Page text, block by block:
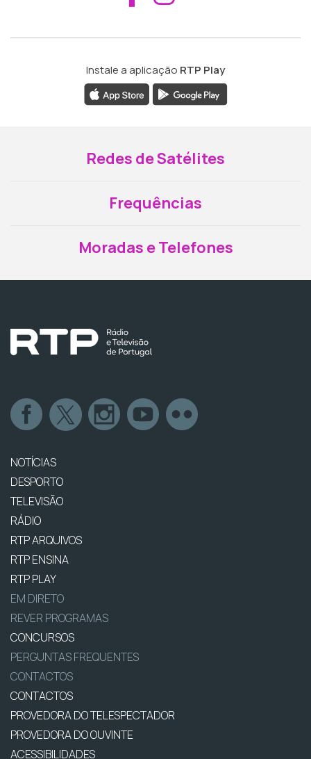
Instale a aplicação RTP Play
Redes de Satélites
Frequências
Moradas e Telefones
NOTÍCIAS
DESPORTO
TELEVISÃO
RÁDIO
RTP ARQUIVOS
RTP ENSINA
RTP PLAY
EM DIRETO
REVER PROGRAMAS
CONCURSOS
PERGUNTAS FREQUENTES
CONTACTOS
CONTACTOS
PROVEDORA DO TELESPECTADOR
PROVEDORA DO OUVINTE
ACESSIBILIDADES